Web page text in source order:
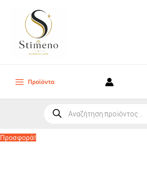
περιεχόμενο
Main
Προϊόντα
search
Προσφορά!